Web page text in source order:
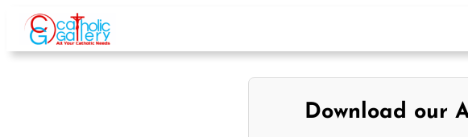
Skip
content
Download our